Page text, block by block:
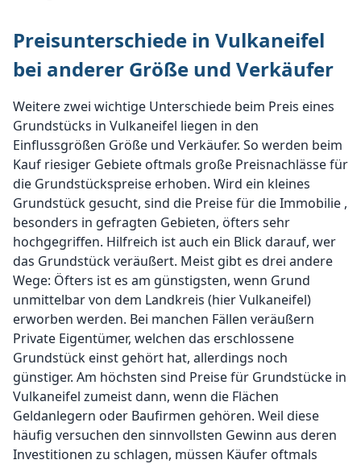
Preisunterschiede in Vulkaneifel
bei anderer Größe und Verkäufer
Weitere zwei wichtige Unterschiede beim Preis eines
Grundstücks in Vulkaneifel liegen in den
Einflussgrößen Größe und Verkäufer. So werden beim
Kauf riesiger Gebiete oftmals große Preisnachlässe für
die Grundstückspreise erhoben. Wird ein kleines
Grundstück gesucht, sind die Preise für die Immobilie ,
besonders in gefragten Gebieten, öfters sehr
hochgegriffen. Hilfreich ist auch ein Blick darauf, wer
das Grundstück veräußert. Meist gibt es drei andere
Wege: Öfters ist es am günstigsten, wenn Grund
unmittelbar von dem Landkreis (hier Vulkaneifel)
erworben werden. Bei manchen Fällen veräußern
Private Eigentümer, welchen das erschlossene
Grundstück einst gehört hat, allerdings noch
günstiger. Am höchsten sind Preise für Grundstücke in
Vulkaneifel zumeist dann, wenn die Flächen
Geldanlegern oder Baufirmen gehören. Weil diese
häufig versuchen den sinnvollsten Gewinn aus deren
Investitionen zu schlagen, müssen Käufer oftmals